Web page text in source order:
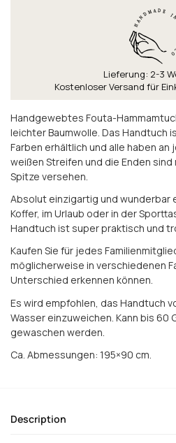
Lieferung: 2-3
Kostenloser Versand für
Handgewebtes Fouta-
leichter Baumwolle. Das Handtuch
Farben erhältlich und alle haben an
weißen Streifen und die Enden
Spitze versehen.
Absolut einzigartig und wunderbar
Koffer, im Urlaub oder in der
Handtuch ist super praktisch und
Kaufen Sie für jedes
möglicherweise in verschiedenen
Unterschied erkennen können.
Es wird empfohlen, das Handtuch
Wasser einzuweichen. Kann bis 60
gewaschen werden.
Ca. Abmessungen: 195×90 cm.
Description